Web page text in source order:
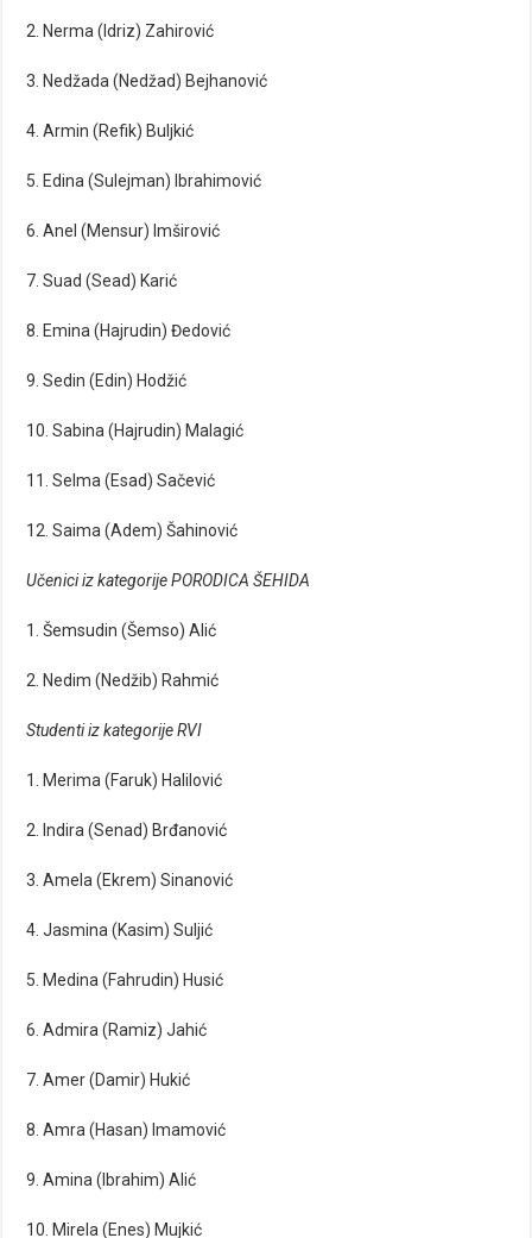
2. Nerma (Idriz) Zahirović
3. Nedžada (Nedžad) Bejhanović
4. Armin (Refik) Buljkić
5. Edina (Sulejman) Ibrahimović
6. Anel (Mensur) Imširović
7. Suad (Sead) Karić
8. Emina (Hajrudin) Đedović
9. Sedin (Edin) Hodžić
10. Sabina (Hajrudin) Malagić
11. Selma (Esad) Sačević
12. Saima (Adem) Šahinović
Učenici iz kategorije PORODICA ŠEHIDA
1. Šemsudin (Šemso) Alić
2. Nedim (Nedžib) Rahmić
Studenti iz kategorije RVI
1. Merima (Faruk) Halilović
2. Indira (Senad) Brđanović
3. Amela (Ekrem) Sinanović
4. Jasmina (Kasim) Suljić
5. Medina (Fahrudin) Husić
6. Admira (Ramiz) Jahić
7. Amer (Damir) Hukić
8. Amra (Hasan) Imamović
9. Amina (Ibrahim) Alić
10. Mirela (Enes) Mujkić